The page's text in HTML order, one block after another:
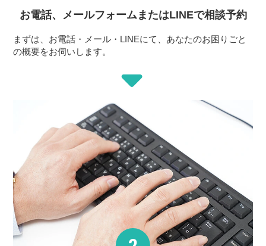
お電話、メールフォームまたはLINEで相談予約
まずは、お電話・メール・LINEにて、あなたのお困りごと
の概要をお伺いします。